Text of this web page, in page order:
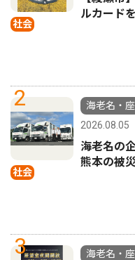
社会
ルカード
2
社会
海老名・
2026.08.05
海老名の
熊本の被
3
海老名・